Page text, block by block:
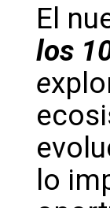
El
los
e
lo